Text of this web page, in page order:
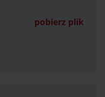
pobierz plik